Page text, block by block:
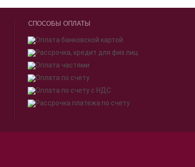
СПОСОБЫ ОПЛАТЫ